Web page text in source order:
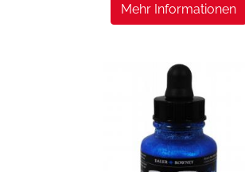
Mehr Informationen